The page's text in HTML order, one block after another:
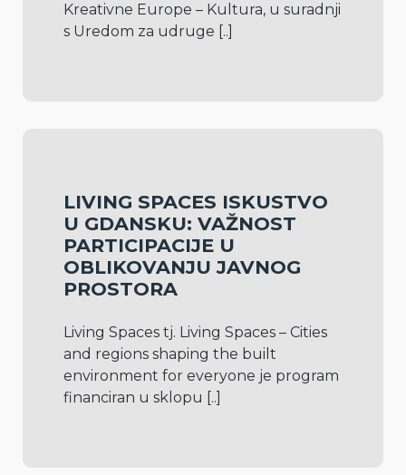
Kreativne Europe – Kultura, u suradnji
s Uredom za udruge [..]
LIVING SPACES ISKUSTVO
U GDANSKU: VAŽNOST
PARTICIPACIJE U
OBLIKOVANJU JAVNOG
PROSTORA
Living Spaces tj. Living Spaces – Cities
and regions shaping the built
environment for everyone je program
financiran u sklopu [..]